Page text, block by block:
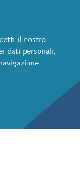
il nostro
dati personali,